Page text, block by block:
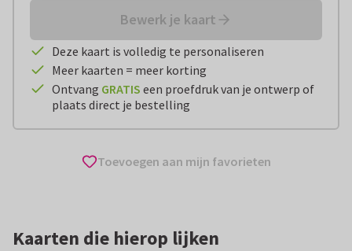
Bewerk je kaart
Deze kaart is volledig te personaliseren
Meer kaarten = meer korting
Ontvang GRATIS een proefdruk van je ontwerp of
plaats direct je bestelling
Toevoegen aan mijn favorieten
Kaarten die hierop lijken